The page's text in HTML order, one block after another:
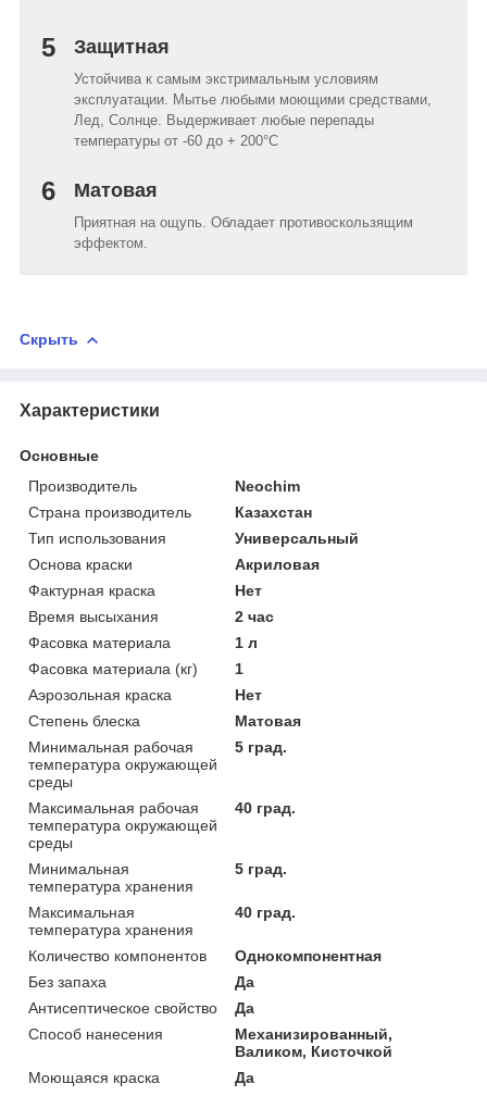
5 Защитная
Устойчива к самым экстримальным условиям
эксплуатации. Мытье любыми моющими средствами,
Лед, Солнце. Выдерживает любые перепады
температуры от -60 до + 200°C
6 Матовая
Приятная на ощупь. Обладает противоскользящим
эффектом.
Скрыть
Характеристики
Основные
Производитель
Neochim
Страна производитель
Казахстан
Тип использования
Универсальный
Основа краски
Акриловая
Фактурная краска
Нет
Время высыхания
2 час
Фасовка материала
1 л
Фасовка материала (кг)
1
Аэрозольная краска
Нет
Степень блеска
Матовая
Минимальная рабочая
температура окружающей
среды
5 град.
Максимальная рабочая
температура окружающей
среды
40 град.
Минимальная
температура хранения
5 град.
Максимальная
температура хранения
40 град.
Количество компонентов
Однокомпонентная
Без запаха
Да
Антисептическое свойство
Да
Способ нанесения
Механизированный,
Валиком, Кисточкой
Моющаяся краска
Да